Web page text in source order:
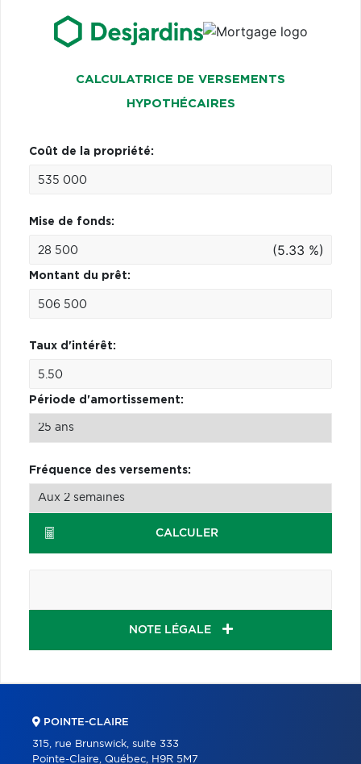
CALCULATRICE DE VERSEMENTS
HYPOTHÉCAIRES
Coût de la propriété:
Mise de fonds:
(5.33 %)
Montant du prêt:
Taux d'intérêt:
Période d'amortissement:
Fréquence des versements:
CALCULER
NOTE LÉGALE
POINTE-CLAIRE
315, rue Brunswick, suite 333
Pointe-Claire, Québec, H9R 5M7